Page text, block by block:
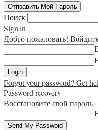
Поиск
Sign in
Добро пожаловать!
Forgot your password? Get
Password recovery
Восстановите свой пароль